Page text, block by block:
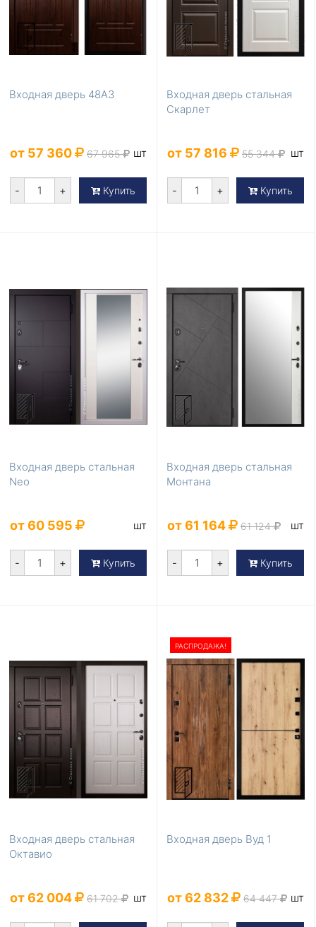
Входная дверь 48А3
от 57 360 67 965 шт
- + Купить
Входная дверь стальная
Скарлет
от 57 816 55 344 шт
- + Купить
Входная дверь стальная
Neo
от 60 595 шт
- + Купить
Входная дверь стальная
Монтана
от 61 164 61 124 шт
- + Купить
Входная дверь стальная
Октавио
от 62 004 61 702 шт
РАСПРОДАЖА!
Входная дверь Вуд 1
от 62 832 64 447 шт